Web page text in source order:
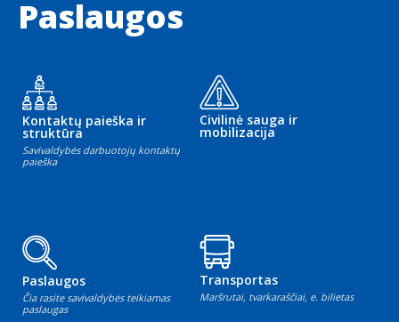
Paslaugos
Kontaktų paieška ir
struktūra
Savivaldybės darbuotojų kontaktų
paieška
Civilinė sauga ir
mobilizacija
Paslaugos
Čia rasite savivaldybės teikiamas
paslaugas
Transportas
Maršrutai, tvarkaraščiai, e. bilietas